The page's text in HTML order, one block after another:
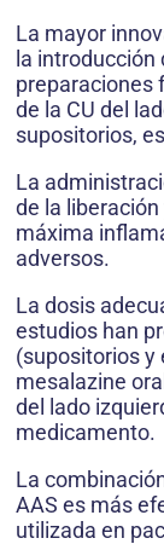
La mayor
la
preparaciones
de la CU del
supositorios,
La
de la
máxima
adversos.
La dosis
estudios han
(supositorios y
mesalazine
del lado
medicamento.
La
AAS es más
utilizada en